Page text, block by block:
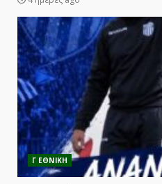
Γ ΕΘΝΙΚΗ